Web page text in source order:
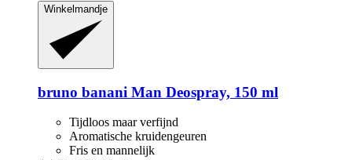
Winkelmandje
bruno banani Man Deospray, 150 ml
Tijdloos maar verfijnd
Aromatische kruidengeuren
Fris en mannelijk